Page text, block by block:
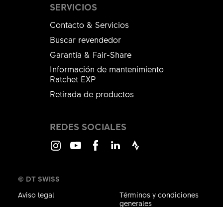
SERVICIOS
Contacto & Servicios
Buscar revendedor
Garantía & Fair-Share
Información de mantenimiento
Ratchet EXP
Retirada de productos
REDES SOCIALES
© DT SWISS
Aviso legal
Términos y condiciones
generales